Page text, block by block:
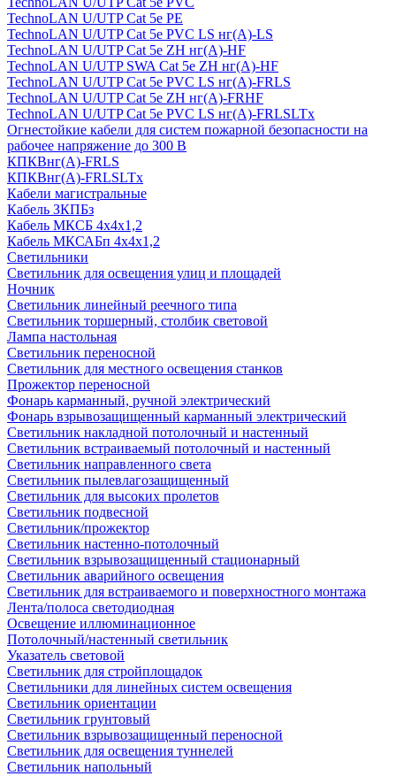
TechnoLAN U/UTP Cat 5e PE
TechnoLAN U/UTP Cat 5e PVC LS нг(A)-LS
TechnoLAN U/UTP Cat 5e ZH нг(A)-HF
TechnoLAN U/UTP SWA Cat 5e ZH нг(A)-HF
TechnoLAN U/UTP Cat 5e PVC LS нг(A)-FRLS
TechnoLAN U/UTP Cat 5e ZH нг(A)-FRHF
TechnoLAN U/UTP Cat 5e PVC LS нг(A)-FRLSLTx
Огнестойкие кабели для систем пожарной безопасности на
рабочее напряжение до 300 В
КПКВнг(A)-FRLS
КПКВнг(A)-FRLSLTx
Кабели магистральные
Кабель ЗКПБз
Кабель МКСБ 4х4х1,2
Кабель МКСАБп 4х4х1,2
Светильники
Светильник для освещения улиц и площадей
Ночник
Светильник линейный реечного типа
Светильник торшерный, столбик световой
Лампа настольная
Светильник переносной
Светильник для местного освещения станков
Прожектор переносной
Фонарь карманный, ручной электрический
Фонарь взрывозащищенный карманный электрический
Светильник накладной потолочный и настенный
Светильник встраиваемый потолочный и настенный
Светильник направленного света
Светильник пылевлагозащищенный
Светильник для высоких пролетов
Светильник подвесной
Светильник/прожектор
Светильник настенно-потолочный
Светильник взрывозащищенный стационарный
Светильник аварийного освещения
Светильник для встраиваемого и поверхностного монтажа
Лента/полоса светодиодная
Освещение иллюминационное
Потолочный/настенный светильник
Указатель световой
Светильник для стройплощадок
Светильники для линейных систем освещения
Светильник ориентации
Светильник грунтовый
Светильник взрывозащищенный переносной
Светильник для освещения туннелей
Светильник напольный